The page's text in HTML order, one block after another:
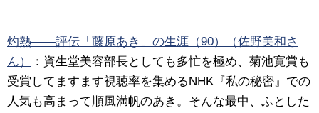
灼熱――評伝「藤原あき」の生涯（90）（佐野美和さ
ん）
：資生堂美容部長としても多忙を極め、菊池寛賞も
受賞してますます視聴率を集めるNHK『私の秘密』での
人気も高まって順風満帆のあき。そんな最中、ふとした